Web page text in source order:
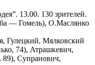
13.00. 130 зрителей.
— Гомель), О.Маслянко
Гулецкий, Мялковский
74), Атрашкевич,
Супранович,